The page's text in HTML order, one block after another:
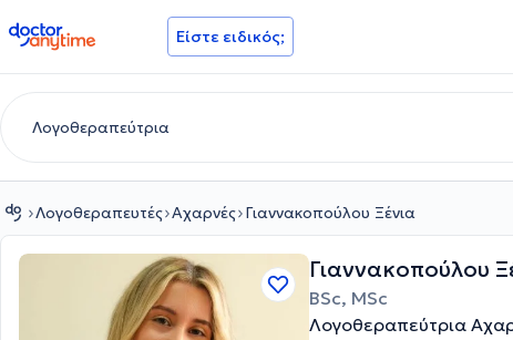
doctoranytime Είστε ειδικός;
Λογοθεραπευτές Αχαρνές Γιαννακοπούλου Ξένια
Γιαννακοπούλου
BSc, MSc
Λογοθεραπεύτρια